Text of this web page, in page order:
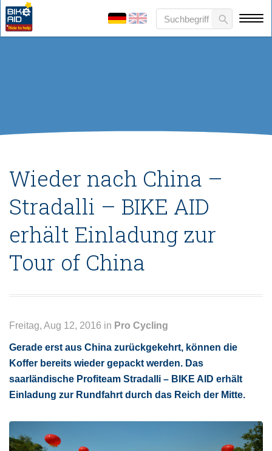
Wieder nach China –
Stradalli – BIKE AID
erhält Einladung zur
Tour of China
Freitag, Aug 12, 2016 in Pro Cycling
Gerade erst aus China zurückgekehrt, können die
Koffer bereits wieder gepackt werden. Das
saarländische Profiteam Stradalli – BIKE AID erhält
Einladung zur Rundfahrt durch das Reich der Mitte.